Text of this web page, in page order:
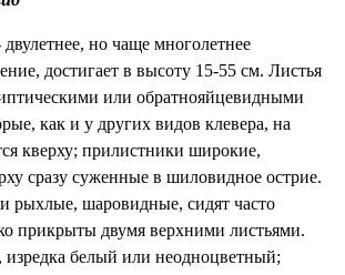
но чаще многолетнее
достигает в высоту 15-55 см. Листья
или обратнояйцевидными
как и у других видов клевера, на
кверху; прилистники широкие,
сразу суженные в шиловидное острие.
рыхлые, шаровидные, сидят часто
прикрыты двумя верхними листьями.
белый или неодноцветный;